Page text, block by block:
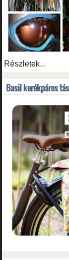
Részletek...
Basil kerékpáros